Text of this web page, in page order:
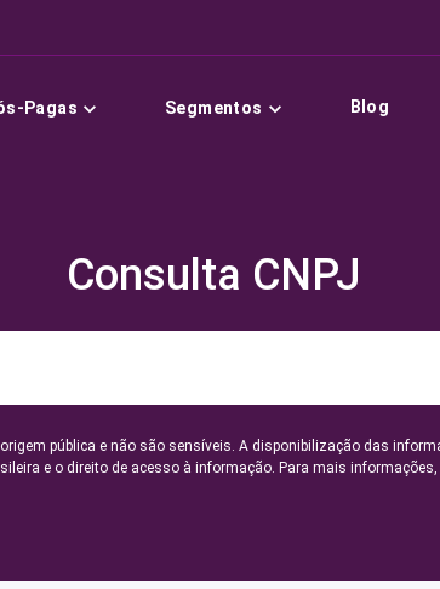
Pagas Segmentos Blog
Consulta CNPJ
pública e não são sensíveis. A disponibilização das
e o direito de acesso à informação. Para mais informações,